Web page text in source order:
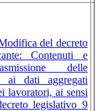
del decreto
Contenuti e
delle
ai dati aggregati
lavoratori, ai sensi
legislativo 9